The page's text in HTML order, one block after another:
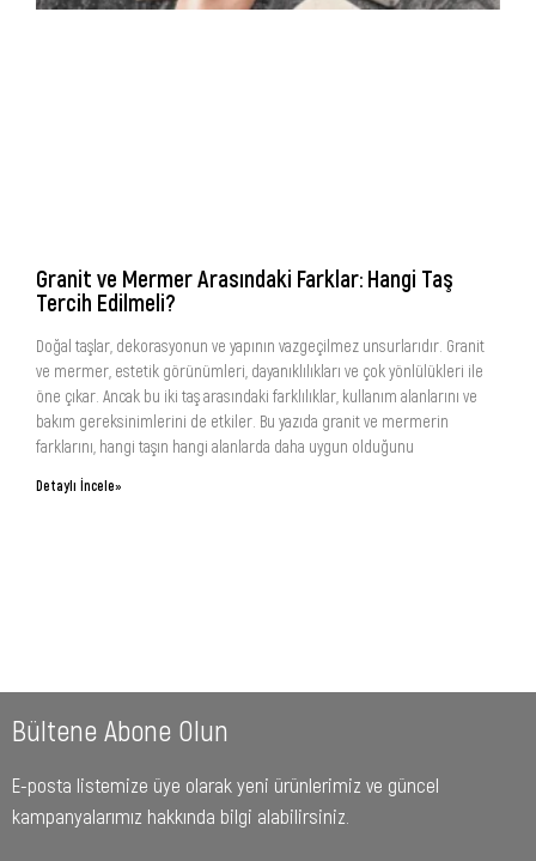
Granit ve Mermer Arasındaki Farklar: Hangi Taş
Tercih Edilmeli?
Doğal taşlar, dekorasyonun ve yapının vazgeçilmez unsurlarıdır. Granit
ve mermer, estetik görünümleri, dayanıklılıkları ve çok yönlülükleri ile
öne çıkar. Ancak bu iki taş arasındaki farklılıklar, kullanım alanlarını ve
bakım gereksinimlerini de etkiler. Bu yazıda granit ve mermerin
farklarını, hangi taşın hangi alanlarda daha uygun olduğunu
Detaylı İncele»
Bültene Abone Olun
E-posta listemize üye olarak yeni ürünlerimiz ve güncel
kampanyalarımız hakkında bilgi alabilirsiniz.